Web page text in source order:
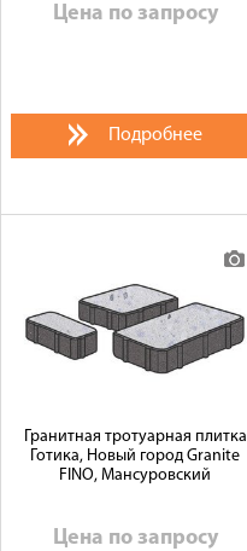
Цена по запросу
Подробнее
Гранитная тротуарная плитка
Готика, Новый город Granite
FINO, Мансуровский
Цена по запросу